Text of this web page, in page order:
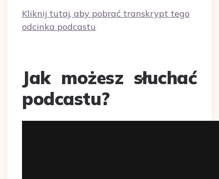
Kliknij tutaj, aby pobrać transkrypt tego
odcinka podcastu
Jak możesz słuchać
podcastu?